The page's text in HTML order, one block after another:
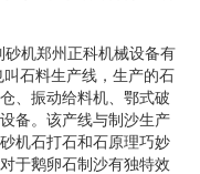
机郑州正科机械设备有
石料生产线，生产的石
、振动给料机、鄂式破
备。该产线与制沙生产
机石打石和石原理巧妙
于鹅卵石制沙有独特效